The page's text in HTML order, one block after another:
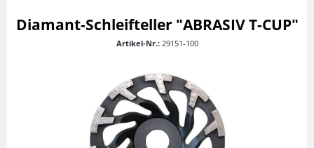
Diamant-Schleifteller "ABRASIV T-CUP"
Artikel-Nr.: 29151-100